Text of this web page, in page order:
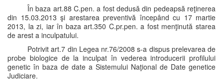
În baza art.88 C.pen. a fost dedusă din pedeapsă reţinerea
din 15.03.2013 şi arestarea preventivă începând cu 17 martie
2013, la zi, iar în baza art.350 C.pr.pen. a fost menţinută starea
de arest a inculpatului.
Potrivit art.7 din Legea nr.76/2008 s-a dispus prelevarea de
probe biologice de la inculpat în vederea introducerii profilului
genetic în baza de date a Sistemului Naţional de Date genetice
Judiciare.